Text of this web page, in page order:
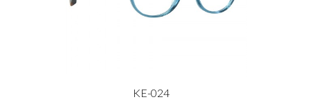
KE-024